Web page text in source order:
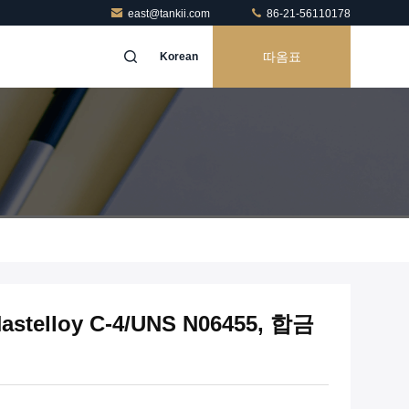
east@tankii.com 86-21-56110178
Korean 따옴표
C-4/UNS N06455, 합금